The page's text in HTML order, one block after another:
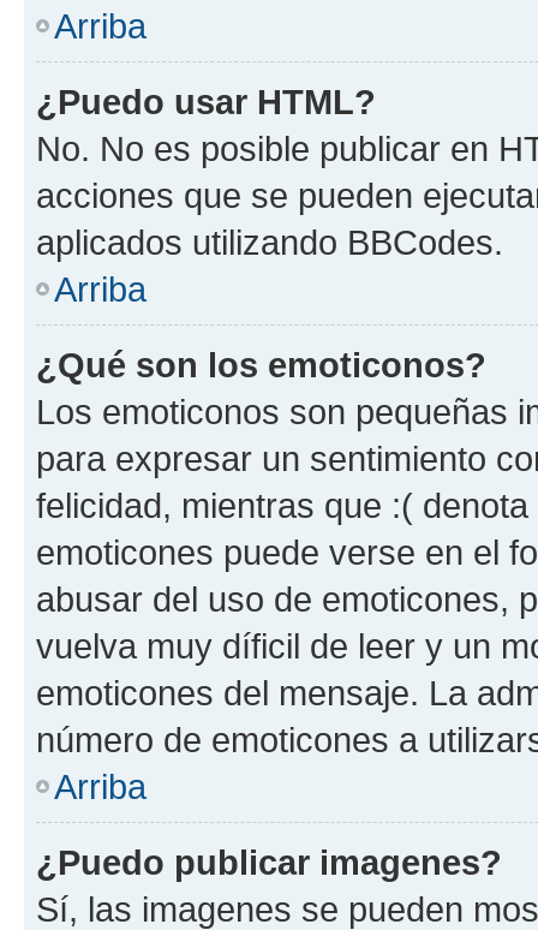
Arriba
¿Puedo usar HTML?
No. No es posible publicar en
acciones que se pueden
aplicados utilizando BBCodes.
Arriba
¿Qué son los emoticonos?
Los emoticonos son pequeñas
para expresar un sentimiento
felicidad, mientras que :(
emoticones puede verse en el
abusar del uso de emoticones,
vuelva muy díficil de leer y un
emoticones del mensaje. La
número de emoticones a
Arriba
¿Puedo publicar imagenes?
Sí, las imagenes se pueden